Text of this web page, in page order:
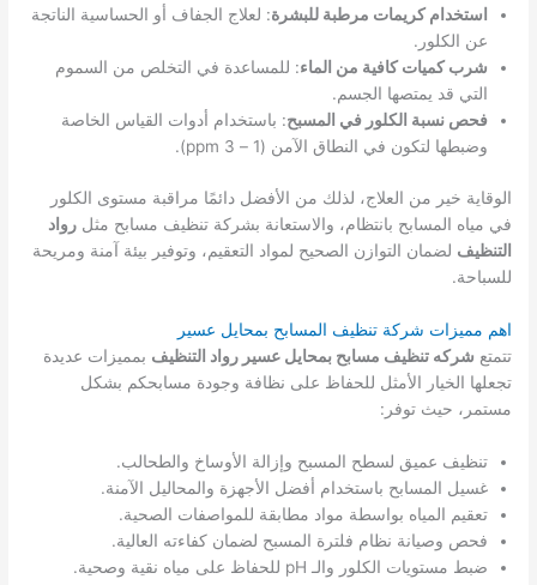
استخدام كريمات مرطبة للبشرة: لعلاج الجفاف أو الحساسية الناتجة
عن الكلور.
شرب كميات كافية من الماء: للمساعدة في التخلص من السموم
التي قد يمتصها الجسم.
فحص نسبة الكلور في المسبح: باستخدام أدوات القياس الخاصة
وضبطها لتكون في النطاق الآمن (1 – 3 ppm).
الوقاية خير من العلاج، لذلك من الأفضل دائمًا مراقبة مستوى الكلور
في مياه المسابح بانتظام، والاستعانة بشركة تنظيف مسابح مثلرواد
التنظيف لضمان التوازن الصحيح لمواد التعقيم، وتوفير بيئة آمنة ومريحة
للسباحة.
اهم مميزات شركة تنظيف المسابح بمحايل عسير
تتمتع شركه تنظيف مسابح بمحايل عسير رواد التنظيف بمميزات عديدة
تجعلها الخيار الأمثل للحفاظ على نظافة وجودة مسابحكم بشكل
مستمر، حيث توفر:
تنظيف عميق لسطح المسبح وإزالة الأوساخ والطحالب.
غسيل المسابح باستخدام أفضل الأجهزة والمحاليل الآمنة.
تعقيم المياه بواسطة مواد مطابقة للمواصفات الصحية.
فحص وصيانة نظام فلترة المسبح لضمان كفاءته العالية.
ضبط مستويات الكلور والـ pH للحفاظ على مياه نقية وصحية.